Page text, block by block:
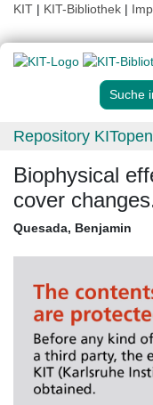
KIT | KIT-Bibliothek |
Suche
Repository KITopen
Biophysical
cover
Quesada, Benjamin